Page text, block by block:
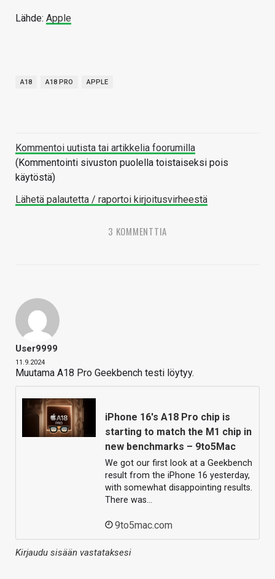
Lähde: Apple
A18 A18 PRO APPLE
Kommentoi uutista tai artikkelia foorumilla
(Kommentointi sivuston puolella toistaiseksi pois
käytöstä)
Lähetä palautetta / raportoi kirjoitusvirheestä
3 KOMMENTTIA
User9999
11.9.2024
Muutama A18 Pro Geekbench testi löytyy.
iPhone 16's A18 Pro chip is
starting to match the M1 chip in
new benchmarks – 9to5Mac
We got our first look at a Geekbench
result from the iPhone 16 yesterday,
with somewhat disappointing results.
There was…
9to5mac.com
Kirjaudu sisään vastataksesi